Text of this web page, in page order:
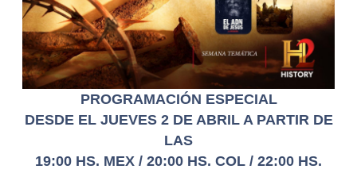
PROGRAMACIÓN ESPECIAL
DESDE EL JUEVES 2 DE ABRIL A PARTIR DE
LAS
19:00 HS. MEX / 20:00 HS. COL / 22:00 HS.